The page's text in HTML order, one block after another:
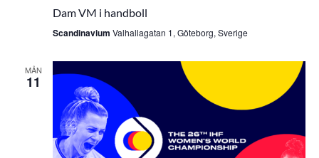
Dam VM i handboll
Scandinavium Valhallagatan 1, Göteborg, Sverige
MÅN
11